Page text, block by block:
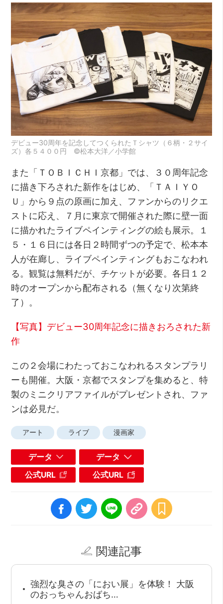
デビュー30周年を記念してつくられたＴシャツ（６柄・２サイ
ズ）各５４００円 ©松本大洋／小学館
また「ＴＯＢＩＣＨＩ京都」では、３０周年記念
に描き下ろされた新作をはじめ、「ＴＡＩＹＯ
Ｕ」から９点の原画に加え、ファンからのリクエ
ストに応え、７月に東京で開催された際に壁一面
に描かれたライブペインティングの絵も展示。１
５・１６日には各日２時間ずつの予定で、松本本
人が在廊し、ライブペインティングもおこなわれ
る。観覧は無料だが、チケットが必要。各日１２
時のオープンから配布される（無くなり次第終
了）。
【写真】デビュー30周年記念に描きおろされた新
作
この２会場にわたっておこなわれるスタンプラリ
ーも開催。大阪・京都でスタンプを集めると、特
製のミニクリアファイルがプレゼントされ、ファ
ンは必見だ。
アート ライブ 漫画家
データ
データ
公式URL
公式URL
関連記事
強烈な臭さの「におい展」を体験！ 大阪
のおっちゃんおばち…